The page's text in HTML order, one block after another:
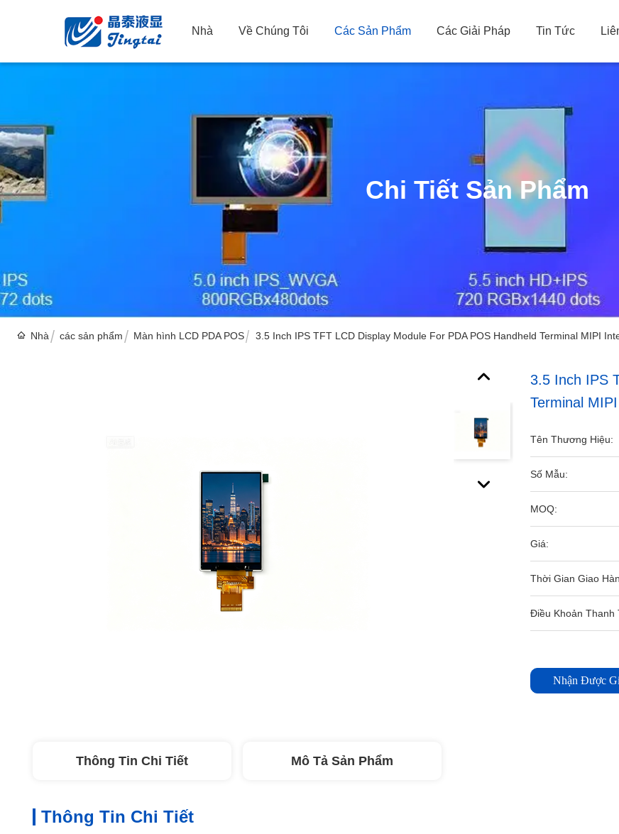
Nhà Về Chúng Tôi Các Sản Phẩm Các Giải Pháp Tin Tức
Chi Tiết Sản Phẩm
Nhà các sản phẩm Màn hình LCD PDA POS 3.5 Inch IPS TFT LCD Display Module For PDA POS Handheld Terminal MIPI
3.5 Inch IPS
Terminal
Tên Thương Hiệu:
Số Mẫu:
MOQ:
Giá:
Thời Gian Giao
Điều Khoản Thanh
Nhận Được
Thông Tin Chi Tiết Mô Tả Sản Phẩm
Thông Tin Chi Tiết